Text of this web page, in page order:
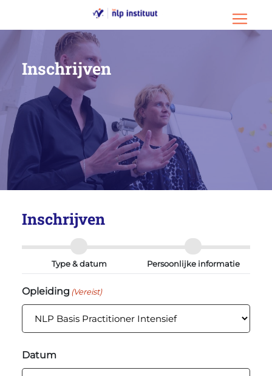
Menu
Inschrijven
Inschrijven
Type & datum Persoonlijke informatie
Opleiding (Vereist)
Datum